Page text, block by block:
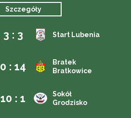
Szczegóły
3 : 3 Start Lubenia
0 : 14
Bratek
Bratkowice
10 : 1
Sokół
Grodzisko